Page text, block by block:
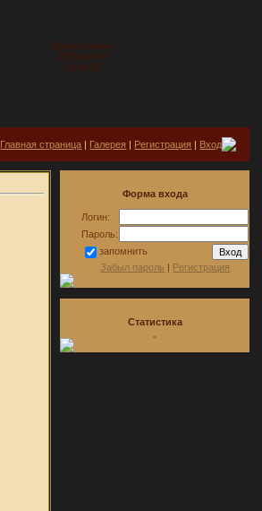
Воскресенье
2026-08-09
14:49:25
Главная страница | Галерея | Регистрация | Вход
Форма входа
Логин:
Пароль:
запомнить
Забыл пароль | Регистрация
Статистика